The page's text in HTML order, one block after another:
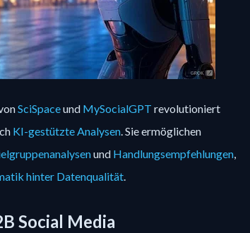
SciSpaceund MySocialGPT revolutioniert
KI-gestützte Analysen. Sie ermöglichen
und Handlungsempfehlungen,
hinter Datenqualität.
Social Media